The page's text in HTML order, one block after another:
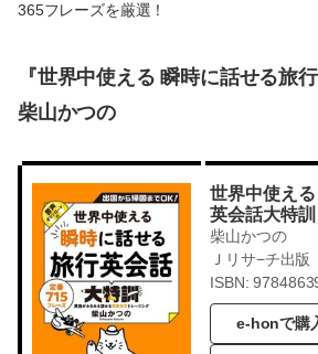
365フレーズを厳選！
『世界中使える 瞬時に話せる旅
柴山かつの
世界中使え
英会話大特訓
柴山かつの
Ｊリサ−チ出版
ISBN:
e-honで購